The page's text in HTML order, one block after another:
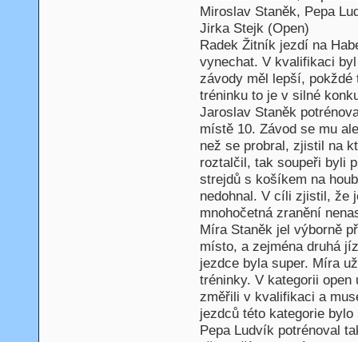
Miroslav Staněk, Pepa
Jirka Stejk (Open)
Radek Žitník jezdí na
vynechat. V kvalifikaci
závody měl lepší, pokždé
tréninku to je v silné
Jaroslav Staněk
místě 10. Závod se mu
než se probral, zjistil na
roztalčil, tak soupeři byli
strejdů s košíkem na
nedohnal. V cíli zjistil, že
mnohočetná zranění
Míra Staněk jel výborně
místo, a zejména druhá
jezdce byla super. Míra
tréninky. V kategorii
změřili v kvalifikaci a
jezdců této kategorie
Pepa Ludvík potrénoval